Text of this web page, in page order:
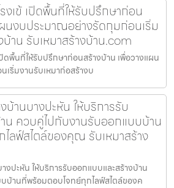
งเข้ เปิดพื้นที่ให้รับปรึกษาก่อน
นงบประมาณอย่างรัดกุมก่อนเริ่ม
าน รับเหมาสร้างบ้าน.com
ดพื้นที่ให้รับปรึกษาก่อนสร้างบ้าน เพื่อวางแผน
ริ่มงานรับเหมาก่อสร้างบ
บ้านบางปะหัน ให้บริการรับ
น ควบคู่ไปกับงานรับออกแบบบ้าน
ลฟ์สไตล์ของคุณ รับเหมาสร้าง
งปะหัน ให้บริการรับออกแบบและสร้างบ้าน
บ้านที่พร้อมตอบโจทย์ทุกไลฟ์สไตล์ของค